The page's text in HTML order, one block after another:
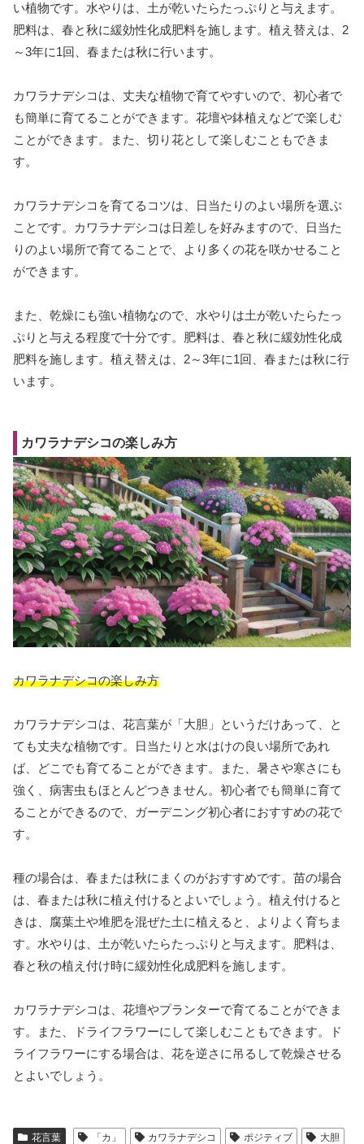
い植物です。水やりは、土が乾いたらたっぷりと与えます。
肥料は、春と秋に緩効性化成肥料を施します。植え替えは、2
～3年に1回、春または秋に行います。
カワラナデシコは、丈夫な植物で育てやすいので、初心者で
も簡単に育てることができます。花壇や鉢植えなどで楽しむ
ことができます。また、切り花として楽しむこともできま
す。
カワラナデシコを育てるコツは、日当たりのよい場所を選ぶ
ことです。カワラナデシコは日差しを好みますので、日当た
りのよい場所で育てることで、より多くの花を咲かせること
ができます。
また、乾燥にも強い植物なので、水やりは土が乾いたらたっ
ぷりと与える程度で十分です。肥料は、春と秋に緩効性化成
肥料を施します。植え替えは、2～3年に1回、春または秋に行
います。
カワラナデシコの楽しみ方
カワラナデシコの楽しみ方
カワラナデシコは、花言葉が「大胆」というだけあって、と
ても丈夫な植物です。日当たりと水はけの良い場所であれ
ば、どこでも育てることができます。また、暑さや寒さにも
強く、病害虫もほとんどつきません。初心者でも簡単に育て
ることができるので、ガーデニング初心者におすすめの花で
す。
種の場合は、春または秋にまくのがおすすめです。苗の場合
は、春または秋に植え付けるとよいでしょう。植え付けると
きは、腐葉土や堆肥を混ぜた土に植えると、よりよく育ちま
す。水やりは、土が乾いたらたっぷりと与えます。肥料は、
春と秋の植え付け時に緩効性化成肥料を施します。
カワラナデシコは、花壇やプランターで育てることができま
す。また、ドライフラワーにして楽しむこともできます。ド
ライフラワーにする場合は、花を逆さに吊るして乾燥させる
とよいでしょう。
花言葉 「カ」 カワラナデシコ ポジティブ
大胆